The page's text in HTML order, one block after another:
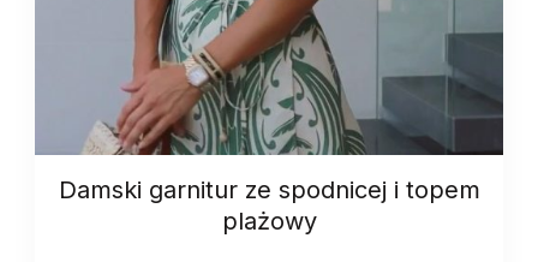
Damski garnitur ze spodnicej i topem
plażowy